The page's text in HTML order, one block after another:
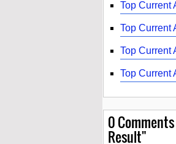
Top Current
Top Current
Top Current
Top Current
0
Result"